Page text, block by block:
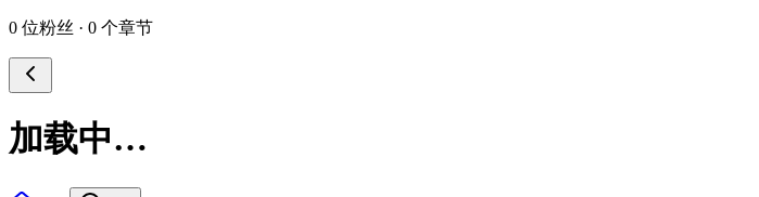
0 位粉丝 · 0 个章节
加载中…